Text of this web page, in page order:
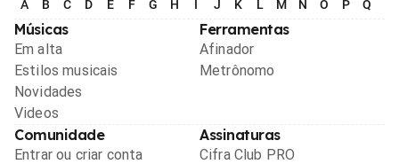
A B C D E F G H I J K L M N O P Q
Músicas
Em alta
Estilos musicais
Novidades
Videos
Ferramentas
Afinador
Metrônomo
Comunidade
Entrar ou criar conta
Assinaturas
Cifra Club PRO